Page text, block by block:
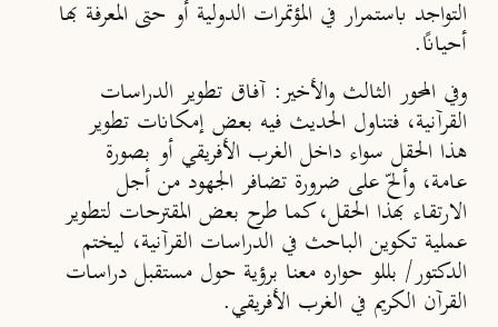
التواجد باستمرار في المؤتمرات الدولية أو حتى المعرفة بها
أحيانًا.
وفي المحور الثالث والأخير: آفاق تطوير الدراسات
القرآنية، فتناول الحديث فيه بعض إمكانات تطوير
هذا الحقل سواء داخل الغرب الأفريقي أو بصورة
عامة، وألحّ على ضرورة تضافر الجهود من أجل
الارتقاء بهذا الحقل، كما طرح بعض المقترحات لتطوير
عملية تكوين الباحث في الدراسات القرآنية، ليختم
الدكتور/ بللو حواره معنا برؤية حول مستقبل دراسات
القرآن الكريم في الغرب الأفريقي.